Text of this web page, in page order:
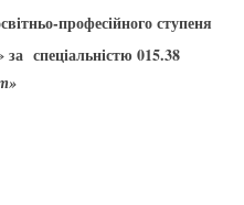
професійного ступеня
за спеціальністю 015.38